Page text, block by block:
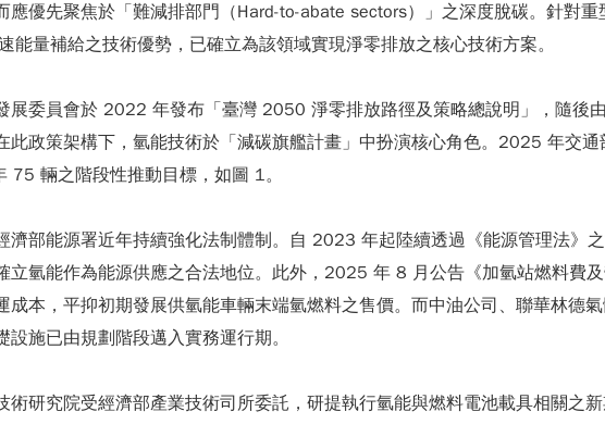
應優先聚焦於「難減排部門（Hard-to-abate sectors）」之深度脫碳。針對
能量補給之技術優勢，已確立為該領域實現淨零排放之核心技術方案。
展委員會於 2022 年發布「臺灣 2050 淨零排放路徑及策略總說明」，隨
此政策架構下，氫能技術於「減碳旗艦計畫」中扮演核心角色。2025 年交
輛之階段性推動目標，如圖 1。
濟部能源署近年持續強化法制體制。自 2023 年起陸續透過《能源管理法》
立氫能作為能源供應之合法地位。此外，2025 年 8 月公告《加氫站燃料費
成本，平抑初期發展供氫能車輛末端氫燃料之售價。而中油公司、聯華林
施已由規劃階段邁入實務運行期。
術研究院受經濟部產業技術司所委託，研提執行氫能與燃料電池載具相關之